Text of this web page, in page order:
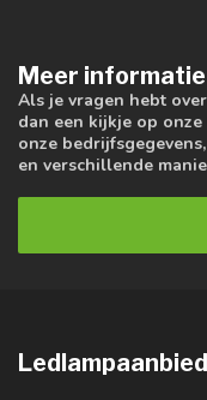
Meer informatie
Als je vragen hebt
dan een kijkje op
onze
en verschillende